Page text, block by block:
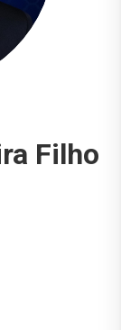
Filho